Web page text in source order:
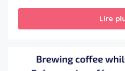
Lire